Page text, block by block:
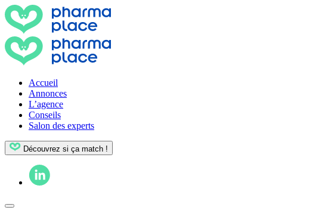
Accueil
Annonces
L’agence
Conseils
Salon des experts
Découvrez si ça match !